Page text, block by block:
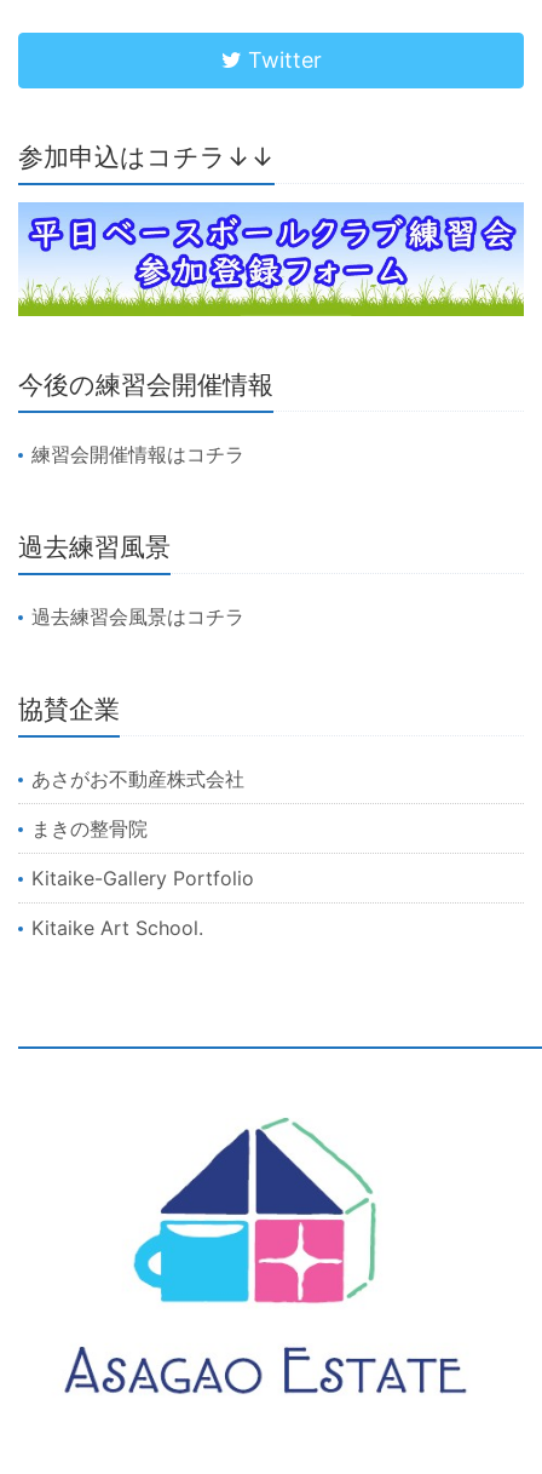
Twitter
参加申込はコチラ↓↓
今後の練習会開催情報
練習会開催情報はコチラ
過去練習風景
過去練習会風景はコチラ
協賛企業
あさがお不動産株式会社
まきの整骨院
Kitaike-Gallery Portfolio
Kitaike Art School.